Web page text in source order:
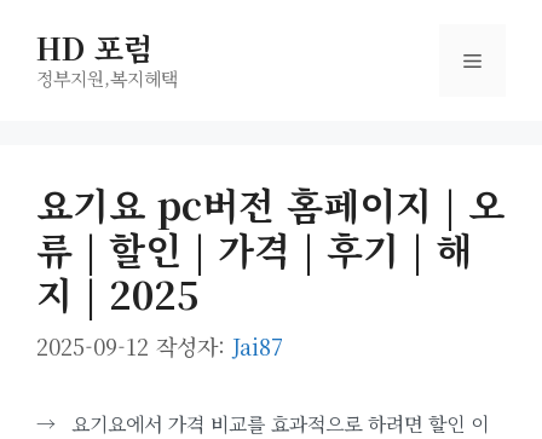
HD 포럼
정부지원,복지헤택
메
요기요 pc버전 홈페이지 | 오
류 | 할인 | 가격 | 후기 | 해
지 | 2025
2025-09-12 작성자: Jai87
→ 요기요에서 가격 비교를 효과적으로 하려면 할인 이